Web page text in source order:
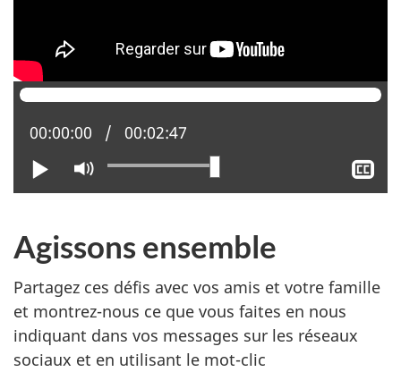
Lire
Activer
le
Position actuelle :
00:00:00 Temps total :
00:02:47
le
Agissons ensemble
Partagez ces défis avec vos amis et votre famille
et montrez-nous ce que vous faites en nous
indiquant dans vos messages sur les réseaux
sociaux et en utilisant le mot-clic